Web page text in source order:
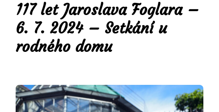
117 let Jaroslava Foglara –
6. 7. 2024 – Setkání u
rodného domu